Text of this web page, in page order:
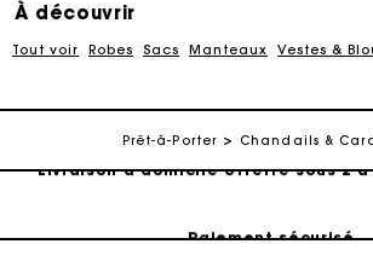
À découvrir
Tout voir Robes Sacs Manteaux Vestes &
Prêt-à-Porter Chandails &
Paiement sécurisé